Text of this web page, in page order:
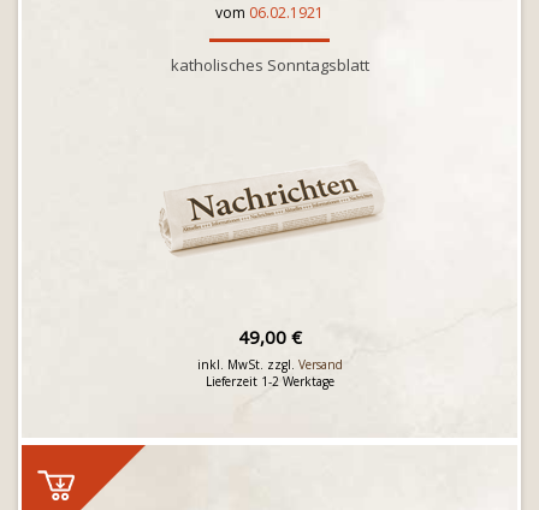
vom 06.02.1921
katholisches Sonntagsblatt
49,00 €
inkl. MwSt. zzgl. Versand
Lieferzeit 1-2 Werktage